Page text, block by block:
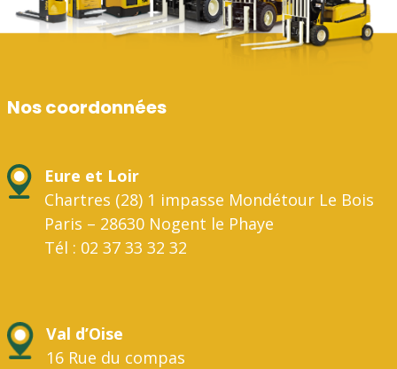
Nos coordonnées
Eure et Loir
Chartres (28) 1 impasse Mondétour Le Bois
Paris – 28630 Nogent le Phaye
Tél : 02 37 33 32 32
Val d’Oise
16 Rue du compas